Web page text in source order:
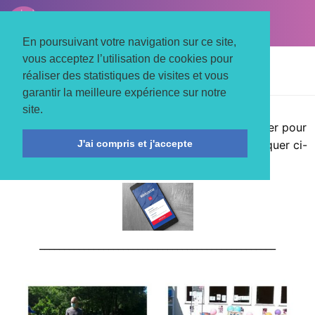
En poursuivant votre navigation sur ce site,
vous acceptez l’utilisation de cookies pour
réaliser des statistiques de visites et vous
garantir la meilleure expérience sur notre
site.
J'ai compris et j'accepte
LE TROIS MATS
Accueil Activités
Enfance
Le Chêne Magique
Les mercredis du Chêne
Il vous faut avoir au préalable constitué un dossier pour
obtenir un accès à un Espace Famille. Ensuite cliquer ci-